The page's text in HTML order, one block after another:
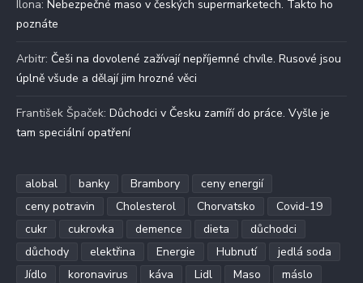
Ilona: Nebezpečné maso v českých supermarketech. Takto ho
poznáte
Arbitr: Češi na dovolené zažívají nepříjemné chvíle. Rusové jsou
úplně všude a dělají jim hrozné věci
František Špaček: Důchodci v Česku zamíří do práce. Vyšle je
tam speciální opatření
alobal banky Brambory
ceny energií
ceny potravin
Cholesterol Chorvatsko
Covid-19
cukr
cukrovka demence dieta
důchodci
důchody
elektřina Energie Hubnutí
jedlá soda
Jídlo
koronavirus káva Lidl Maso
máslo